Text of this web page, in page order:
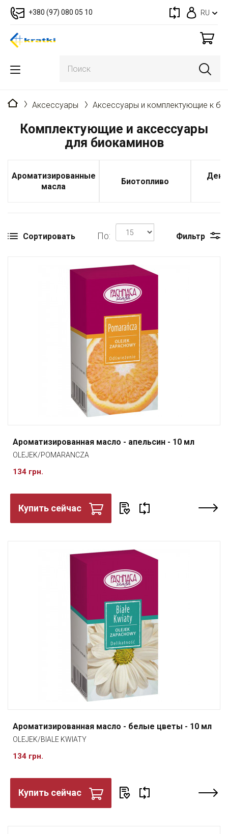
+380 (97) 080 05 10 RU
Главная
Аксессуары Аксессуары и комплектующие к
Комплектующие и аксессуары
для биокаминов
Ароматизированные
масла
Биотопливо
Сортировать По: Фильтр
Ароматизированная масло - апельсин - 10 мл
OLEJEK/POMARANCZA
134 грн.
Купить сейчас
Ароматизированная масло - белые цветы - 10 мл
OLEJEK/BIALE KWIATY
134 грн.
Купить сейчас